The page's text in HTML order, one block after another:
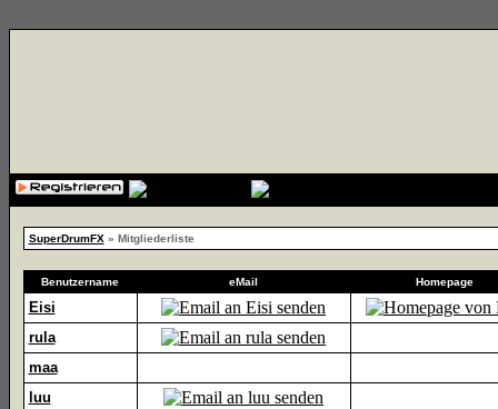
SuperDrumFX» Mitgliederliste
Benutzername eMail Homepage
Eisi
rula
maa
luu